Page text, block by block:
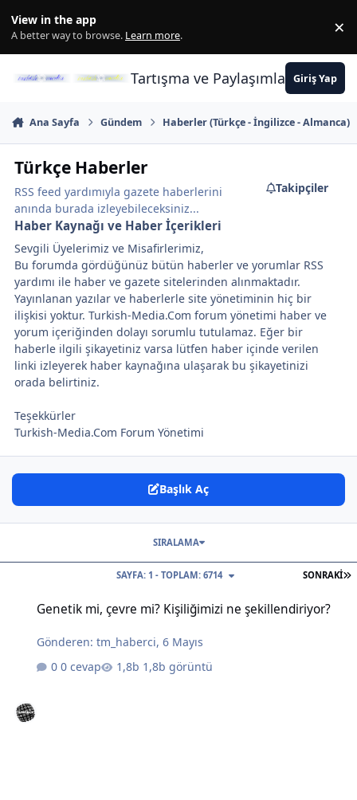
View in the app
A better way to browse. Learn more. ×
Tartışma ve PaylaşımlarınGiriş Yap
Ana Sayfa Gündem Haberler (Türkçe - İngilizce - Almanca)
Türkçe Haberler
RSS feed yardımıyla gazete haberlerini
anında burada izleyebileceksiniz...
Takipçiler
Haber Kaynağı ve Haber İçerikleri
Sevgili Üyelerimiz ve Misafirlerimiz,
Bu forumda gördüğünüz bütün haberler ve yorumlar RSS
yardımı ile haber ve gazete sitelerinden alınmaktadır.
Yayınlanan yazılar ve haberlerle site yönetiminin hiç bir
ilişkisi yoktur. Turkish-Media.Com forum yönetimi haber ve
yorum içeriğinden dolayı sorumlu tutulamaz. Eğer bir
haberle ilgili şikayetiniz varsa lütfen haber içinde verilen
linki izleyerek haber kaynağına ulaşarak bu şikayetinizi
orada belirtiniz.
Teşekkürler
Turkish-Media.Com Forum Yönetimi
Başlık Aç
SONRAKI
SAYFA: 1 - TOPLAM: 6714
SIRALAMA
Genetik mi, çevre mi? Kişiliğimizi ne şekillendiriyor?
Gönderen:tm_haberci,6 Mayıs
0 cevap
1,8b görüntü